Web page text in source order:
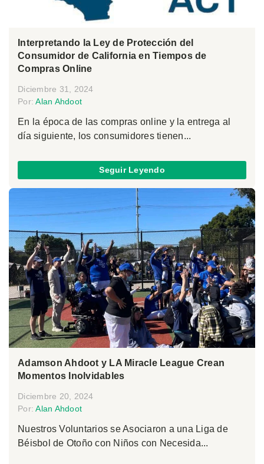
Interpretando la Ley de Protección del
Consumidor de California en Tiempos de
Compras Online
Diciembre 31, 2024
Por:Alan Ahdoot
En la época de las compras online y la entrega al
día siguiente, los consumidores tienen...
Seguir Leyendo
Adamson Ahdoot y LA Miracle League Crean
Momentos Inolvidables
Diciembre 20, 2024
Por:Alan Ahdoot
Nuestros Voluntarios se Asociaron a una Liga de
Béisbol de Otoño con Niños con Necesida...